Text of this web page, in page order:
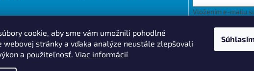
cookie, aby sme vám umožnili pohodlné
webovej stránky a vďaka analýze neustále zlepšovali
a použiteľnosť. Viac informácií
Vložením e-mailu
PRIHLÁSIŤ SA